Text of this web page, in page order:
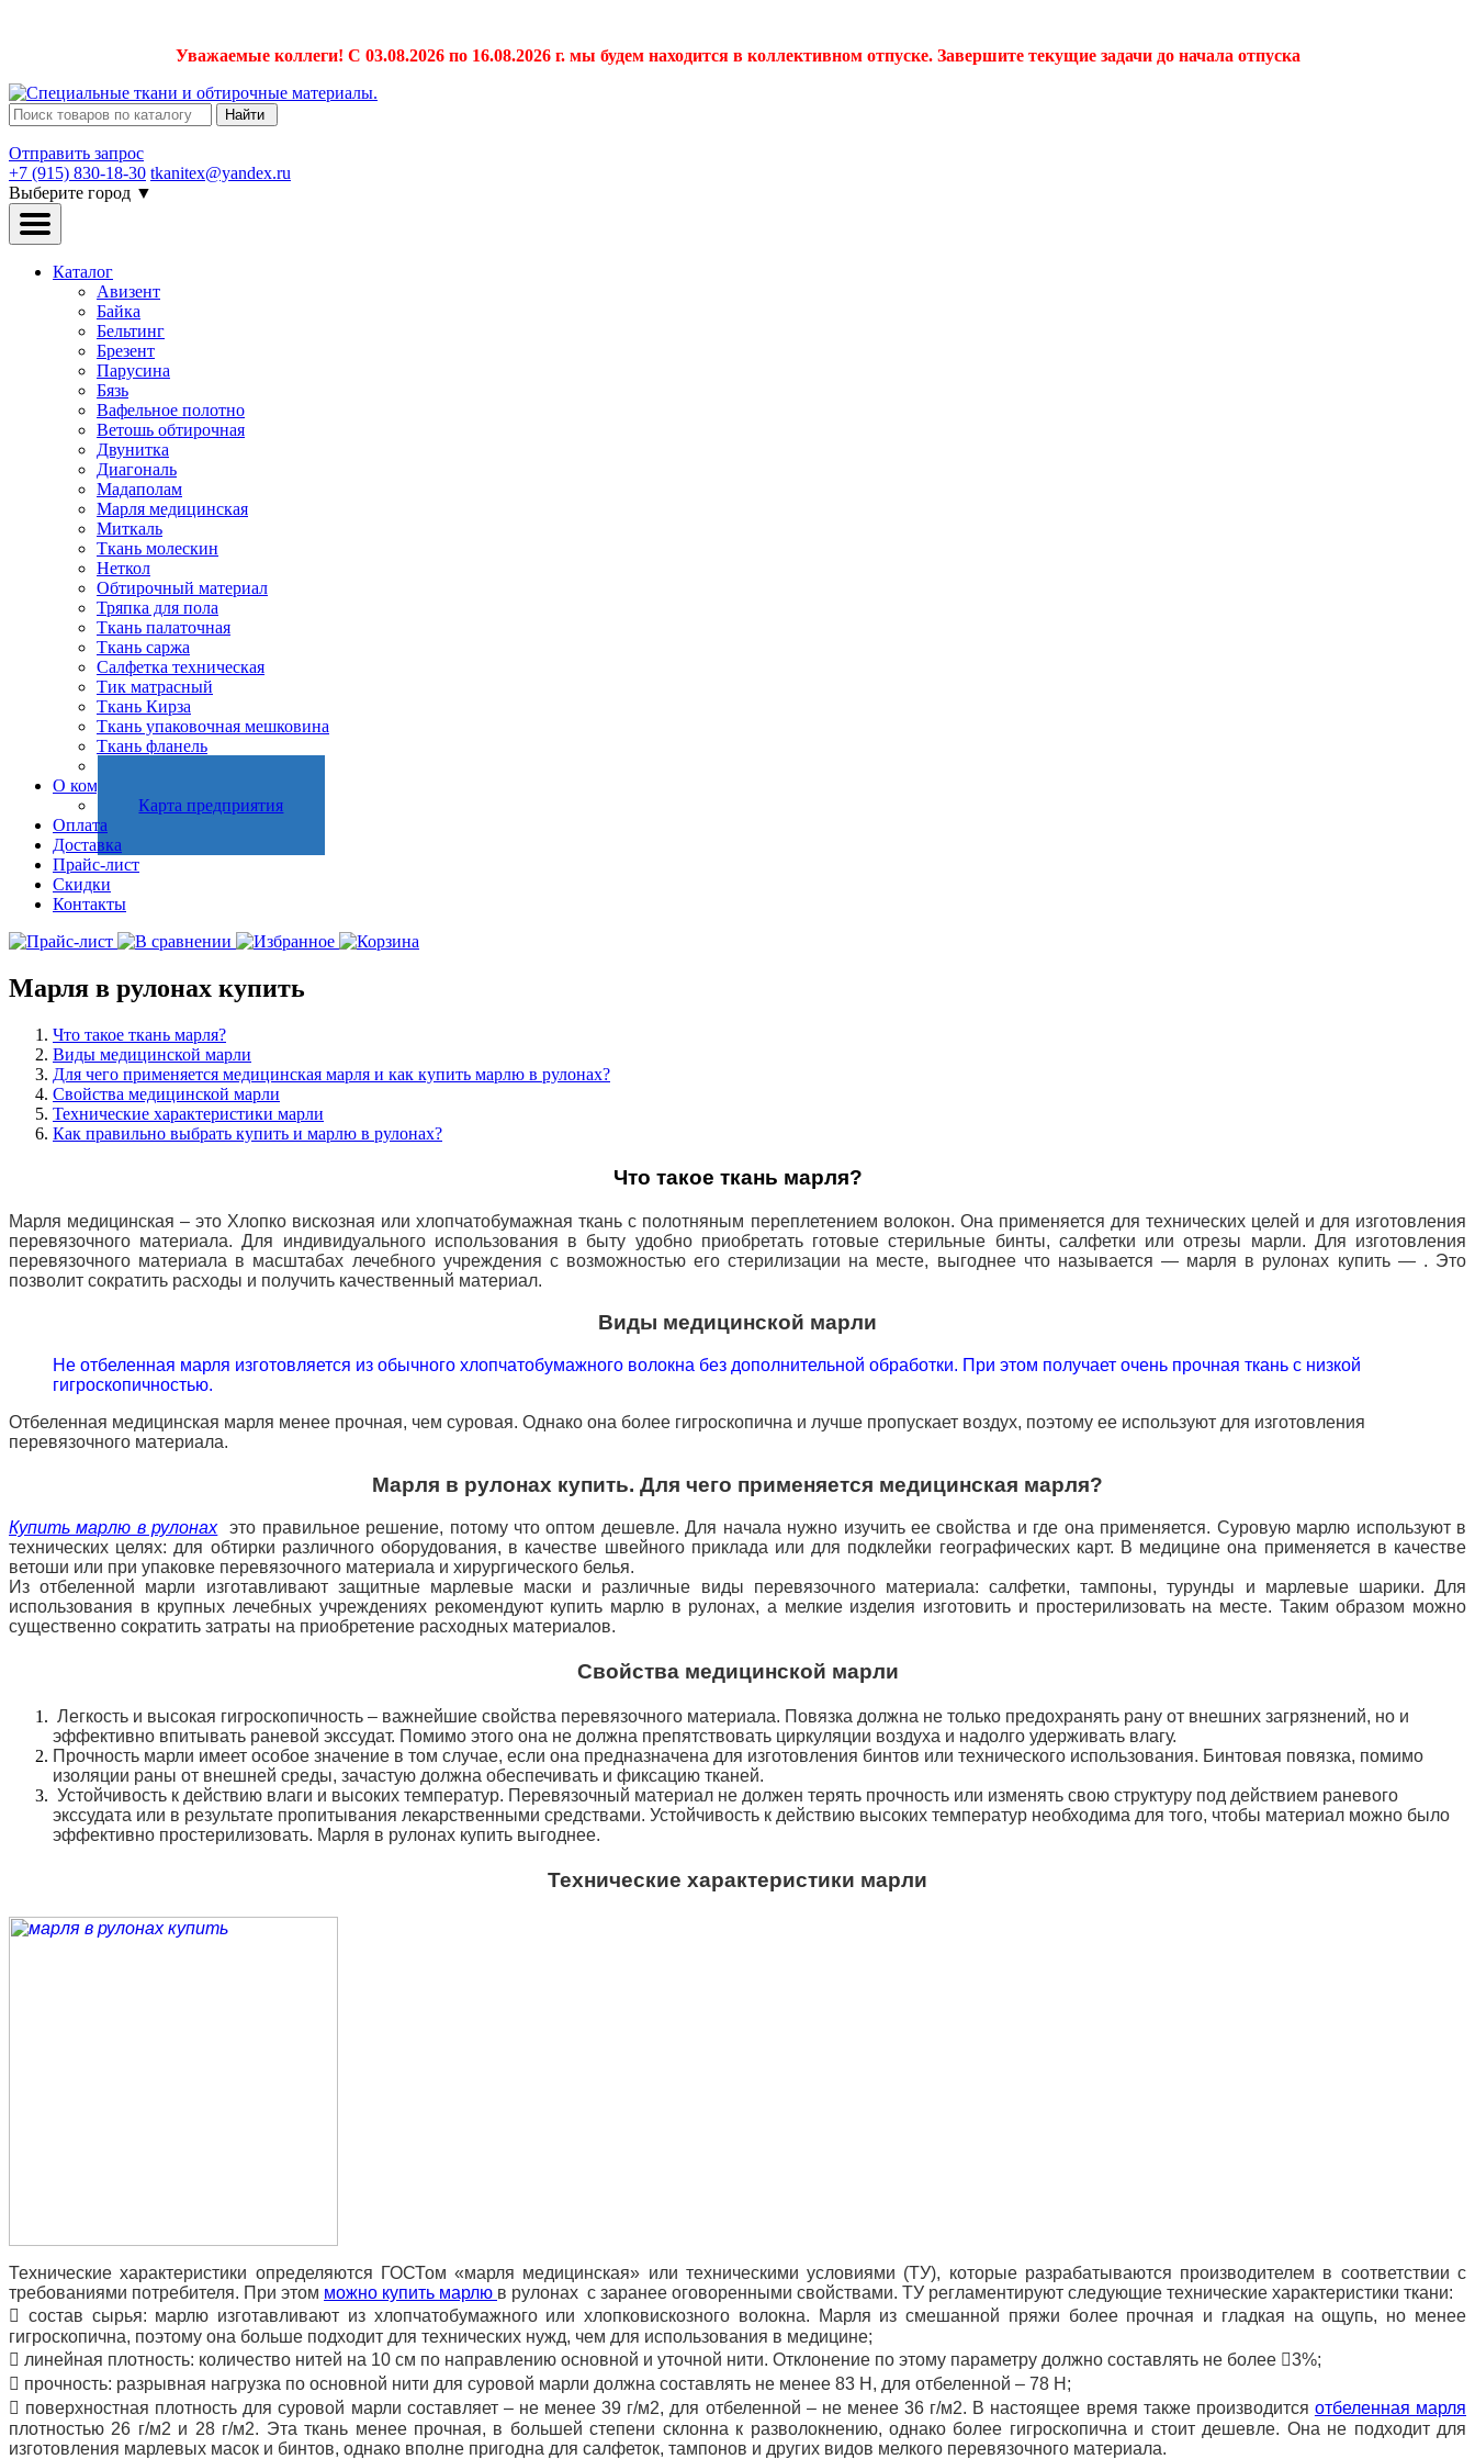
Уважаемые коллеги! С 03.08.2026 по 16.08.2026 г. мы будем находится в коллективном отпуске. Завершите текущие задачи до начала отпуска
Найти
Отправить запрос
+7 (915) 830-18-30 tkanitex@yandex.ru
Выберите город ▼
Каталог
Авизент
Байка
Бельтинг
Брезент
Парусина
Бязь
Вафельное полотно
Ветошь обтирочная
Двунитка
Диагональ
Мадаполам
Марля медицинская
Миткаль
Ткань молескин
Неткол
Обтирочный материал
Тряпка для пола
Ткань палаточная
Ткань саржа
Салфетка техническая
Тик матрасный
Ткань Кирза
Ткань упаковочная мешковина
Ткань фланель
О компании
Карта предприятия
Оплата
Доставка
Прайс-лист
Скидки
Контакты
Марля в рулонах купить
Что такое ткань марля?
Виды медицинской марли
Для чего применяется медицинская марля и как купить марлю в рулонах?
Свойства медицинской марли
Технические характеристики марли
Как правильно выбрать купить и марлю в рулонах?
Что такое ткань марля?
Марля медицинская – это Хлопко вискозная или хлопчатобумажная ткань с полотняным переплетением волокон. Она применяется для технических целей и для изготовления
перевязочного материала. Для индивидуального использования в быту удобно приобретать готовыестерильные бинты, салфетки или отрезы марли. Для изготовления
перевязочного материала в масштабах лечебного учреждения с возможностью его стерилизации на месте, выгоднее что называется — марля в рулонах купить — . Это
позволит сократить расходы и получить качественный материал.
Виды медицинской марли
Не отбеленная марля изготовляется из обычного хлопчатобумажного волокна без дополнительной обработки. При этом получает очень прочная ткань с низкой
гигроскопичностью.
Отбеленная медицинская марля менее прочная, чем суровая. Однако она более гигроскопична и лучше пропускает воздух, поэтому ее используют для изготовления
перевязочного материала.
Марля в рулонах купить. Для чего применяется медицинская марля?
Купить марлю в рулонахэто правильное решение, потому что оптом дешевле. Для начала нужно изучить ее свойства и где она применяется. Суровую марлю используют в
технических целях: для обтирки различного оборудования, в качестве швейного приклада или для подклейки географических карт. В медицине она применяется в качестве
ветоши или при упаковке перевязочного материала и хирургического белья.
Из отбеленной марли изготавливают защитные марлевые маски и различные виды перевязочного материала: салфетки, тампоны, турунды и марлевые шарики. Для
использования в крупных лечебных учреждениях рекомендуют купить марлю в рулонах, а мелкие изделия изготовить и простерилизовать на месте. Таким образом можно
существенно сократить затраты на приобретение расходных материалов.
Свойства медицинской марли
Легкость и высокая гигроскопичность – важнейшие свойства перевязочного материала. Повязка должна не только предохранять рану от внешних загрязнений, но и
эффективно впитывать раневой экссудат. Помимо этого она не должна препятствовать циркуляции воздуха и надолго удерживать влагу.
Прочность марли имеет особое значение в том случае, если она предназначена для изготовления бинтов или технического использования. Бинтовая повязка, помимо
изоляции раны от внешней среды, зачастую должна обеспечивать и фиксацию тканей.
Устойчивость к действию влаги и высоких температур. Перевязочный материал не должен терять прочность или изменять свою структуру под действием раневого
экссудата или в результате пропитывания лекарственными средствами. Устойчивость к действию высоких температур необходима для того, чтобы материал можно было
эффективно простерилизовать. Марля в рулонах купить выгоднее.
Технические характеристики марли
Технические характеристики определяются ГОСТом «марля медицинская» или техническими условиями (ТУ), которые разрабатываются производителем в соответствии с
требованиями потребителя. При этом можно купить марлю в рулонах с заранее оговоренными свойствами. ТУ регламентируют следующие технические характеристики ткани:
 состав сырья: марлю изготавливают из хлопчатобумажного или хлопковискозного волокна. Марля из смешанной пряжи более прочная и гладкая на ощупь, но менее
гигроскопична, поэтому она больше подходит для технических нужд, чем для использования в медицине;
 линейная плотность: количество нитей на 10 см по направлению основной и уточной нити. Отклонение по этому параметру должно составлять не более 3%;
 прочность: разрывная нагрузка по основной нити для суровой марли должна составлять не менее 83 Н, для отбеленной – 78 Н;
 поверхностная плотность для суровой марли составляет – не менее 39 г/м2, для отбеленной – не менее 36 г/м2. В настоящее время также производится отбеленная марля
плотностью 26 г/м2 и 28 г/м2. Эта ткань менее прочная, в большей степени склонна к разволокнению, однако более гигроскопична и стоит дешевле. Она не подходит для
изготовления марлевых масок и бинтов, однако вполне пригодна для салфеток, тампонов и других видов мелкого перевязочного материала.